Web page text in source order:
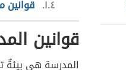
١.٤
قوانين
المدرسة هي بيئةٌ